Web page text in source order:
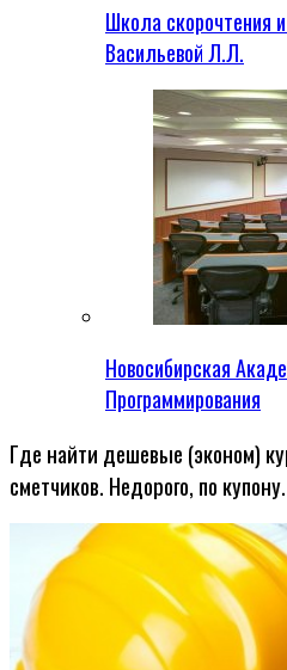
Школа скорочтения
Васильевой Л.Л.
Новосибирская
Программирования
Где найти дешевые (эконом)
сметчиков. Недорого, по купону.